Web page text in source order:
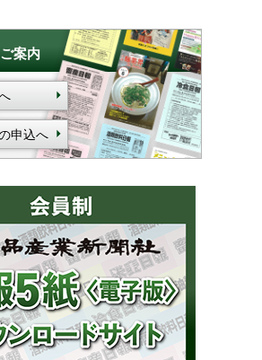
案内
申込へ